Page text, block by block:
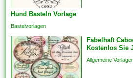
Endprodukt von hoher Qualität
ist. Sie bringen die Vorlagen
auch überspringen und
Analogien in...
Hund Basteln Vorlage
Bastelvorlagen
Fabelhaft
Kostenlos Sie
Allgemeine